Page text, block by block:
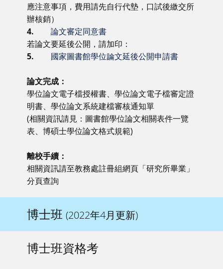
應注意事項，費用請先自行代墊，口試後繳交所
辦核銷）
4.
論文審定同意書
若論文要延後公開，請加印：
5.
國家圖書館學位論文延後公開申請書
論文完成：
學位論文電子檔授權書、學位論文電子檔審定證
明書、學位論文系統建檔審核通知單
(相關資訊請見：圖書館學位論文相關表件一覽
表、博碩士學位論文格式規範)
離校手續：
相關資訊請至教務處註冊組網頁「研究所畢業」
分頁查詢
博士班 (2022年4月更新)
博士班資格考